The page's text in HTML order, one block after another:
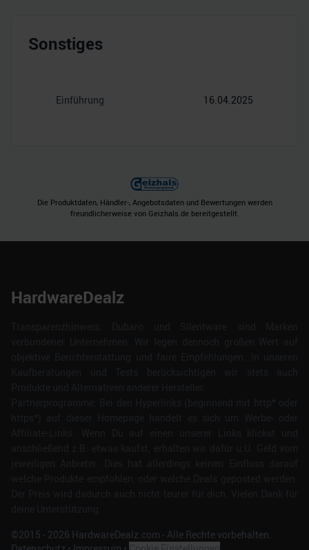
Sonstiges
Einführung 16.04.2025
Die Produktdaten, Händler-, Angebotsdaten und Bewertungen werden
freundlicherweise von Geizhals.de bereitgestellt.
HardwareDealz
©2015 - 2026 HardwareDealz.com - Alle Rechte vorbehalten.